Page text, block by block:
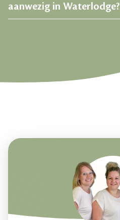
aanwezig in Waterlodge?